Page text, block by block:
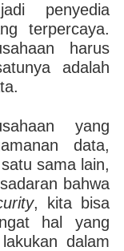
penyedia
terpercaya.
harus
adalah
yang
data,
satu sama lain,
bahwa
, kita bisa
hal yang
dalam